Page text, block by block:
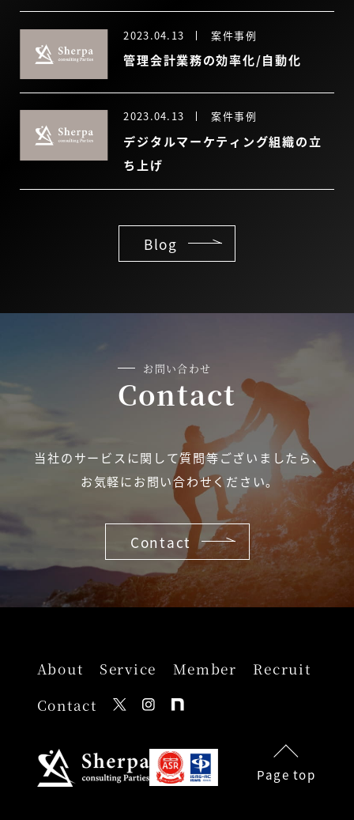
2023.04.13 案件事例
管理会計業務の効率化/自動化
2023.04.13 案件事例
デジタルマーケティング組織の立
ち上げ
Blog
お問い合わせ
Contact
当社のサービスに関して質問等ございましたら､
お気軽にお問い合わせください｡
Contact
About Service Member
Recruit
Contact
Page top